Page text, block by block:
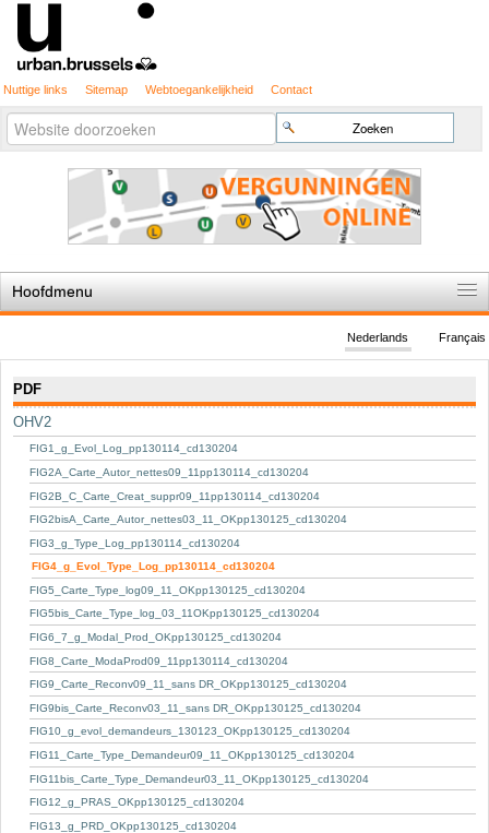
Nuttige links Sitemap Webtoegankelijkheid Contact
Zoek
Geavanceerd
zoeken...
Hoofdmenu
De spelregels
Stedenbouwkundige vergunning
Cartografie
Studies en publicaties
Sleutelwoorden
Stedenbouwkundige inlichtingen
Français
Nederlands
PDF
OHV2
FIG1_g_Evol_Log_pp130114_cd130204
FIG2A_Carte_Autor_nettes09_11pp130114_cd130204
FIG2B_C_Carte_Creat_suppr09_11pp130114_cd130204
FIG2bisA_Carte_Autor_nettes03_11_OKpp130125_cd130204
FIG3_g_Type_Log_pp130114_cd130204
FIG4_g_Evol_Type_Log_pp130114_cd130204
FIG5_Carte_Type_log09_11_OKpp130125_cd130204
FIG5bis_Carte_Type_log_03_11OKpp130125_cd130204
FIG6_7_g_Modal_Prod_OKpp130125_cd130204
FIG8_Carte_ModaProd09_11pp130114_cd130204
FIG9_Carte_Reconv09_11_sans DR_OKpp130125_cd130204
FIG9bis_Carte_Reconv03_11_sans DR_OKpp130125_cd130204
FIG10_g_evol_demandeurs_130123_OKpp130125_cd130204
FIG11_Carte_Type_Demandeur09_11_OKpp130125_cd130204
FIG11bis_Carte_Type_Demandeur03_11_OKpp130125_cd130204
FIG12_g_PRAS_OKpp130125_cd130204
FIG13_g_PRD_OKpp130125_cd130204